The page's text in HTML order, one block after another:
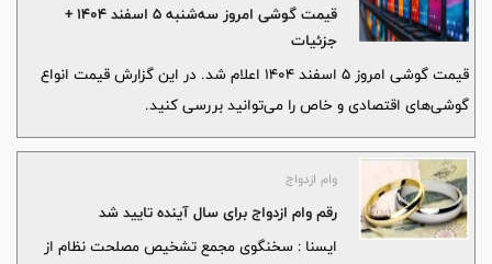
قیمت گوشی امروز ‌سه‌شنبه 5 اسفند ۱۴۰۴ +
جزئیات
قیمت گوشی امروز 5 اسفند 1404 اعلام شد. در این گزارش قیمت انواع
گوشی‌های اقتصادی و خاص را می‌توانید بررسی کنید.
وام ازدواج
رقم وام ازدواج برای سال آینده تایید شد
ايسنا : سخنگوی مجمع تشخیص مصلحت نظام از